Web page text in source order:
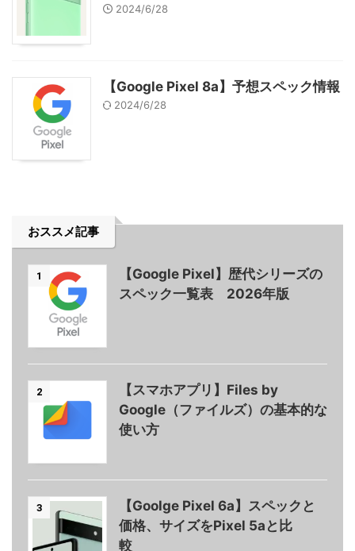
2024/6/28
【Google Pixel 8a】予想スペック情報
2024/6/28
おススメ記事
1
【Google Pixel】歴代シリーズの
スペック一覧表 2026年版
2
【スマホアプリ】Files by
Google（ファイルズ）の基本的な
使い方
3
【Goolge Pixel 6a】スペックと
価格、サイズをPixel 5aと比
較